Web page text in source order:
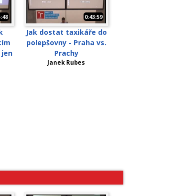
0:43:59
Jak dostat taxikáře do
polepšovny - Praha vs.
Prachy
Janek Rubes